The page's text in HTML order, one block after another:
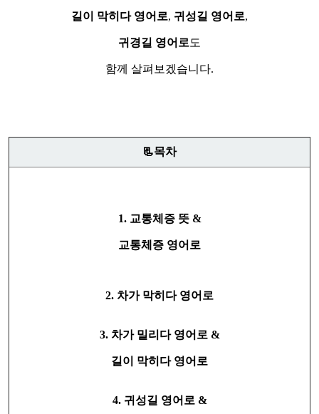
길이 막히다 영어로, 귀성길 영어로,
귀경길 영어로도
함께 살펴보겠습니다.
📃목차
1. 교통체증 뜻 &
교통체증 영어로
2. 차가 막히다 영어로
3. 차가 밀리다 영어로 &
길이 막히다 영어로
4. 귀성길 영어로 &